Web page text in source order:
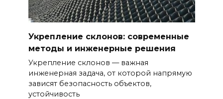
Укрепление склонов: современные
методы и инженерные решения
Укрепление склонов — важная
инженерная задача, от которой напрямую
зависят безопасность объектов,
устойчивость